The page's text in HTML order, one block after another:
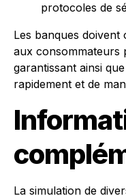
protocoles de
Les banques
aux consommateurs
garantissant ainsi
rapidement et de
La simulation de